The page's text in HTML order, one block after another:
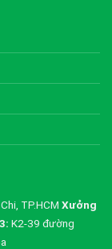
TP.HCM Xưởng
K2-39 đường